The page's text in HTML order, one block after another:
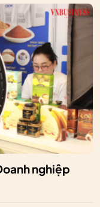
nghiệp